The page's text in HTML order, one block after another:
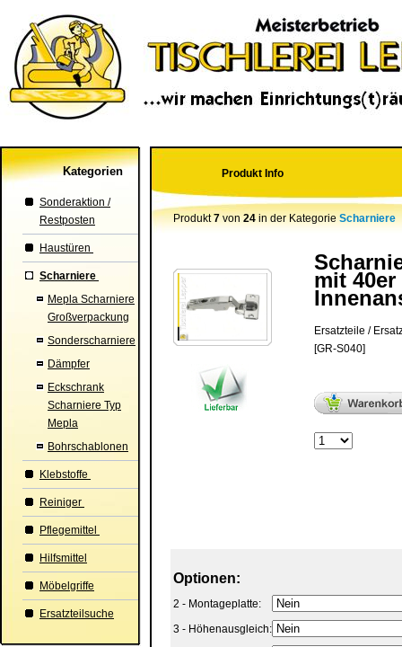
Kategorien
Sonderaktion /
Restposten
Haustüren
Scharniere
Mepla Scharniere
Großverpackung
Sonderscharniere
Dämpfer
Eckschrank
Scharniere Typ
Mepla
Bohrschablonen
Klebstoffe
Reiniger
Pflegemittel
Hilfsmittel
Möbelgriffe
Ersatzteilsuche
Produkt Info
Produkt7von24in der KategorieScharniere
mit
Ersatzteile /
[GR-S040]
Optionen:
2 - Montageplatte:
3 - Höhenausgleich: